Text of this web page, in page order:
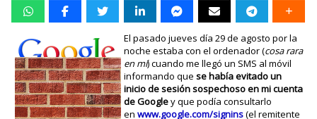
El pasado jueves día 29 de agosto por la
noche estaba con el ordenador (cosa rara
en mí) cuando me llegó un SMS al móvil
informando que se había evitado un
inicio de sesión sospechoso en mi cuenta
de Googley que podía consultarlo
en www.google.com/signins(el remitente